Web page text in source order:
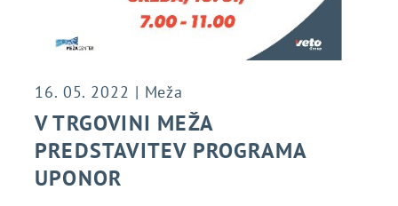
16. 05. 2022 | Meža
V TRGOVINI MEŽA
PREDSTAVITEV PROGRAMA
UPONOR